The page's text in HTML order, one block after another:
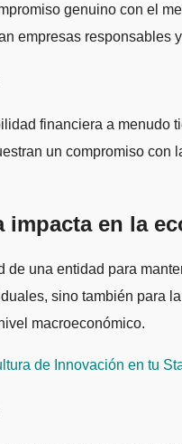
genuino con el
empresas responsables
financiera a
un compromiso
en la
de una entidad para
sino también para
macroeconómico.
de Innovación en tu